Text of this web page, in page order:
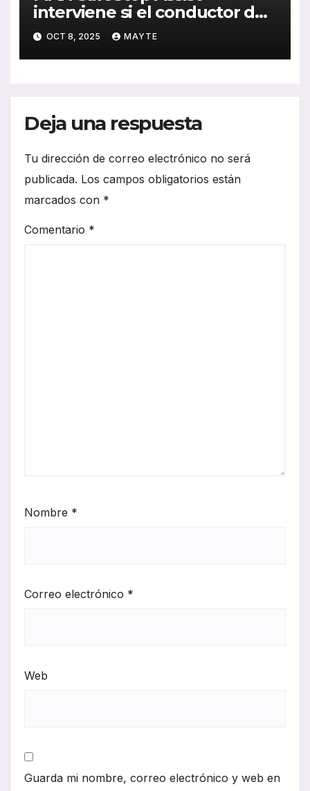
interviene si el conductor del
autobús queda incapacitado
OCT 8, 2025 MAYTE
Deja una respuesta
Tu dirección de correo electrónico no será
publicada. Los campos obligatorios están
marcados con *
Comentario *
Nombre *
Correo electrónico *
Web
Guarda mi nombre, correo electrónico y web en